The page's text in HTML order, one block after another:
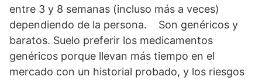
entre 3 y 8 semanas (incluso más a veces)
dependiendo de la persona. Son genéricos y
baratos. Suelo preferir los medicamentos
genéricos porque llevan más tiempo en el
mercado con un historial probado, y los riesgos